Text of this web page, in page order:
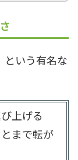
という有名な
上げる
まで転が